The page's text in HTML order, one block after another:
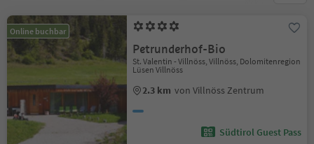
Online buchbar
Petrunderhof-Bio
St. Valentin - Villnöss, Villnöss, Dolomitenregion
Lüsen Villnöss
2.3 km von Villnöss Zentrum
Südtirol Guest Pass